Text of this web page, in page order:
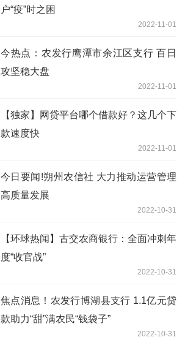
户“疫”时之困
2022-11-01
今热点：农发行鹰潭市余江区支行 百日
攻坚稳大盘
2022-11-01
【独家】网贷平台哪个借款好？这几个下
款速度快
2022-11-01
今日要闻!朔州农信社 大力推动运营管理
高质量发展
2022-10-31
【环球热闻】古交农商银行：全面冲刺年
度“收官战”
2022-10-31
焦点消息！农发行博湖县支行 1.1亿元贷
款助力“甜”满农民“钱袋子”
2022-10-31